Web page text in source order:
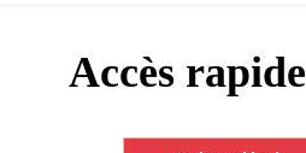
Accès rapide